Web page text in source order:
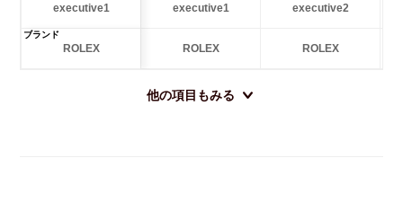
executive1 executive1 executive2
ブランド
ROLEX ROLEX ROLEX
他の項目もみる